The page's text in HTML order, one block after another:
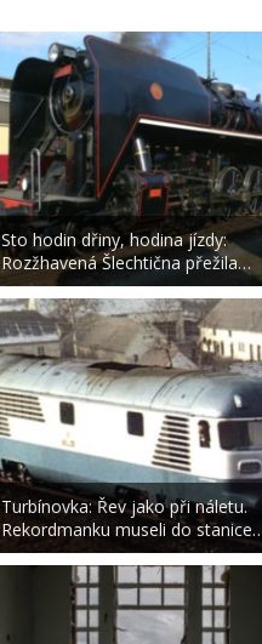
Sto hodin dřiny, hodina jízdy:
Rozžhavená Šlechtična přežila…
Turbínovka: Řev jako při náletu.
Rekordmanku museli do